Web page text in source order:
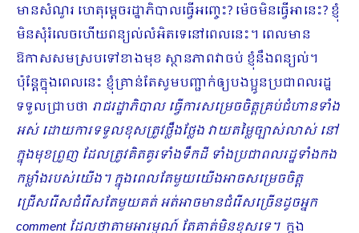
មានសំណួរ ហេតុម្តេចរដ្ឋាភិបាលធ្វើអញ្ចេះ? ម៉េចមិនធ្វើអានេះ? ខ្ញុំ
មិនសុំរំលេចហើយពន្យល់លំអិតទេនៅពេលនេះ។ ពេលមាន
ឱកាសសមស្របទៅខាងមុខ ស្ថានភាពវាចប់ ខ្ញុំនឹងពន្យល់។
ប៉ុន្តែក្នុងពេលនេះ ខ្ញុំគ្រាន់តែសូមបញ្ជាក់ឲ្យបងប្អូនប្រជាពលរដ្ឋ
ទទួលជ្រាបថា រាជរដ្ឋាភិបាល ធ្វើការសម្រេចចិត្តគ្រប់ជំហានទាំង
អស់ ដោយការទទួលខុសត្រូវថ្លឹងថ្លែង វាយតម្លៃច្បាស់លាស់ នៅ
ក្នុងមុខព្រួញ ដែលត្រូវគិតគូរទាំងទឹកដី ទាំងប្រជាពលរដ្ឋទាំងកង
កម្លាំងរបស់យើង។ ក្នុងពេលតែមួយយើងអាចសម្រេចចិត្ត
ជ្រើសរើសជំរើសតែមួយគត់ អត់អាចមានជំរើសច្រើនដូចអ្នក
comment ដែលថាតាមអារម្មណ៍ តែគាត់មិនខុសទេ។ក្នុង